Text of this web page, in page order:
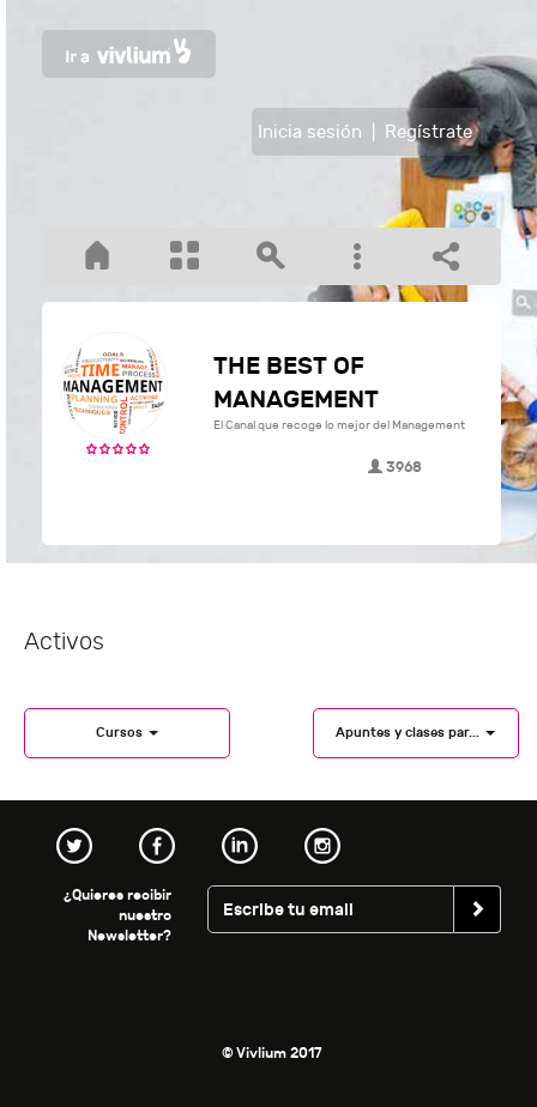
Inicia sesión Regístrate
THE BEST OF
MANAGEMENT
El Canal que recoge lo mejor del Management
3968
Activos
Cursos Apuntes y clases par...
¿Quieres recibir
nuestro
Newsletter?
© Vivlium 2017